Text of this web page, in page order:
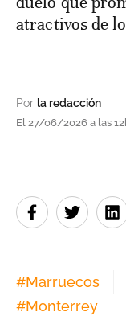
atractivos de
Por la redacción
El 27/06/2026 a las
#Marruecos
#Monterrey